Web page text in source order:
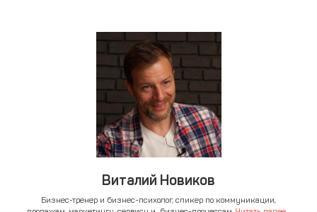
Виталий Новиков
Бизнес-тренер и бизнес-психолог, спикер по коммуникации,